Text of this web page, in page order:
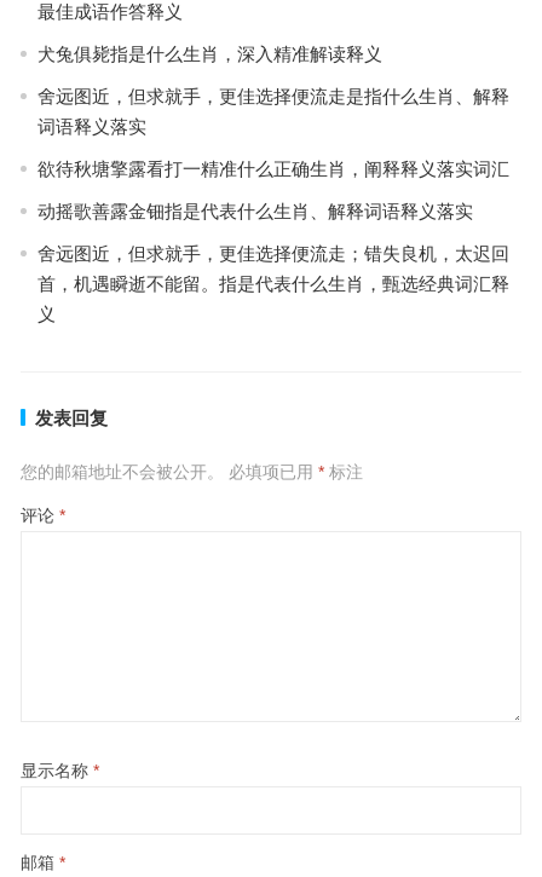
最佳成语作答释义
犬兔俱毙指是什么生肖，深入精准解读释义
舍远图近，但求就手，更佳选择便流走是指什么生肖、解释
词语释义落实
欲待秋塘擎露看打一精准什么正确生肖，阐释释义落实词汇
动摇歌善露金钿指是代表什么生肖、解释词语释义落实
舍远图近，但求就手，更佳选择便流走；错失良机，太迟回
首，机遇瞬逝不能留。指是代表什么生肖，甄选经典词汇释
义
发表回复
您的邮箱地址不会被公开。 必填项已用 *标注
评论 *
显示名称 *
邮箱 *